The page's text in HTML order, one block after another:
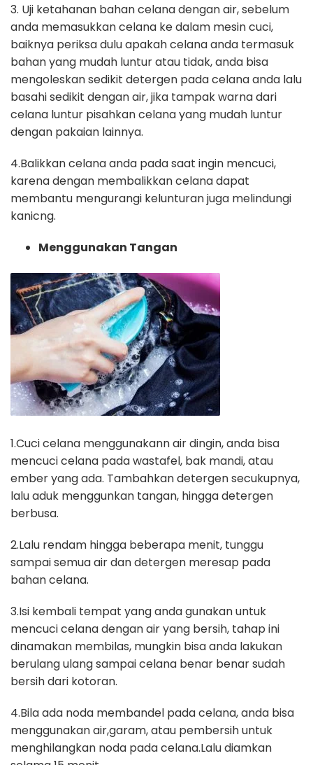
3. Uji ketahanan bahan celana dengan air, sebelum
anda memasukkan celana ke dalam mesin cuci,
baiknya periksa dulu apakah celana anda termasuk
bahan yang mudah luntur atau tidak, anda bisa
mengoleskan sedikit detergen pada celana anda lalu
basahi sedikit dengan air, jika tampak warna dari
celana luntur pisahkan celana yang mudah luntur
dengan pakaian lainnya.
4.Balikkan celana anda pada saat ingin mencuci,
karena dengan membalikkan celana dapat
membantu mengurangi kelunturan juga melindungi
kanicng.
Menggunakan Tangan
1.Cuci celana menggunakann air dingin, anda bisa
mencuci celana pada wastafel, bak mandi, atau
ember yang ada. Tambahkan detergen secukupnya,
lalu aduk menggunkan tangan, hingga detergen
berbusa.
2.Lalu rendam hingga beberapa menit, tunggu
sampai semua air dan detergen meresap pada
bahan celana.
3.Isi kembali tempat yang anda gunakan untuk
mencuci celana dengan air yang bersih, tahap ini
dinamakan membilas, mungkin bisa anda lakukan
berulang ulang sampai celana benar benar sudah
bersih dari kotoran.
4.Bila ada noda membandel pada celana, anda bisa
menggunakan air,garam, atau pembersih untuk
menghilangkan noda pada celana.Lalu diamkan